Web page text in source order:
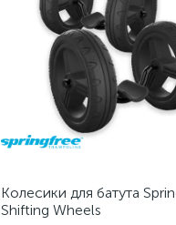
Колесики для батута
Shifting Wheels